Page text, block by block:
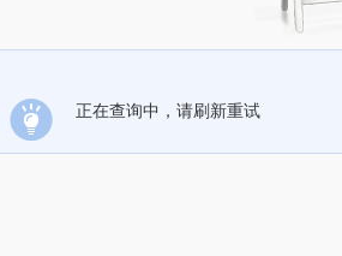
正在查询中，请刷新重试